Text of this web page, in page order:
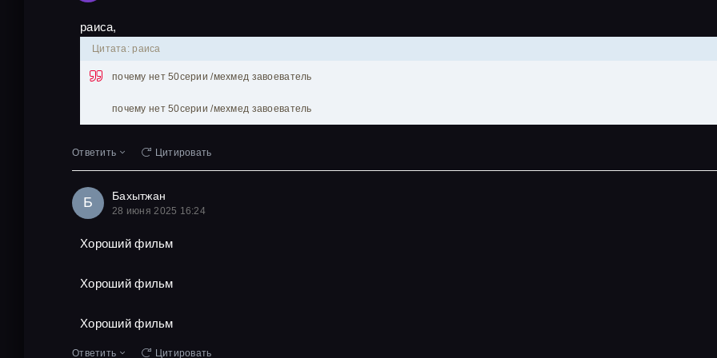
раиса,
Цитата: раиса
почему нет 50серии /мехмед завоеватель
почему нет 50серии /мехмед завоеватель
Ответить Цитировать
Б Бахытжан
28 июня 2025 16:24
Хороший фильм
Хороший фильм
Хороший фильм
Ответить Цитировать